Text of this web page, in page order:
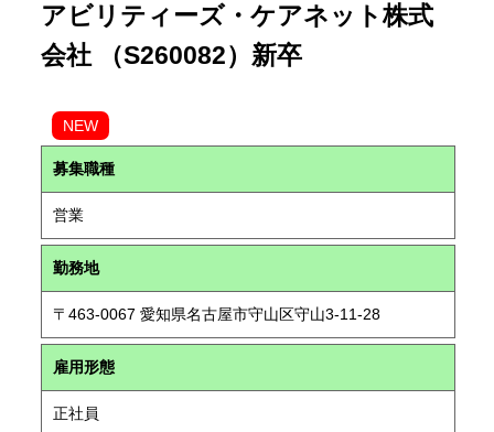
アビリティーズ・ケアネット株式
会社 （S260082）新卒
NEW
募集職種
営業
勤務地
〒463-0067 愛知県名古屋市守山区守山3-11-28
雇用形態
正社員